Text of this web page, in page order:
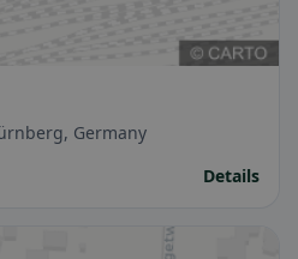
Germany
Details